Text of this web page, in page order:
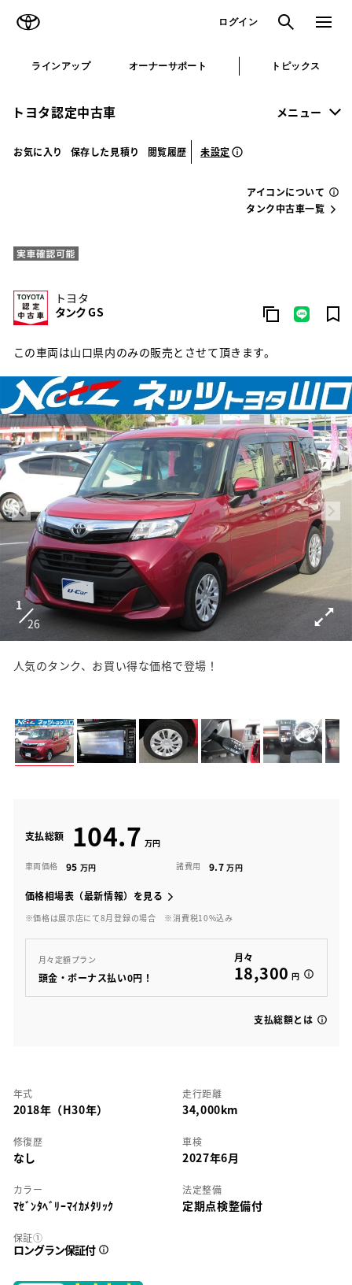
ログイン 検索 メニュ
ラインアップ オーナーサポート トピックス
トヨタ認定中古車 メニュー
お気に入り 保存した見積り 閲覧履歴 未設定
アイコンについて
タンク中古車一覧
トヨタ
タンク G S
この車両は山口県内のみの販売とさせて頂きます。
1
26
人気のタンク、お買い得な価格で登場！
支払総額 104.7
車両価格 95 諸費用 9.7
価格相場表（最新情報）を見る
※価格は展示店にて8月登録の場合 ※消費税10%込み
月々定額プラン
頭金・ボーナス払い0円！
月々
18,300 円
支払総額とは
年式
2018年（H30年）
走行距離
34,000km
修復歴
なし
車検
2027年6月
カラー
ﾏｾﾞﾝﾀﾍﾞﾘｰﾏｲｶﾒﾀﾘｯｸ
法定整備
定期点検整備付
保証①
ロングラン保証付